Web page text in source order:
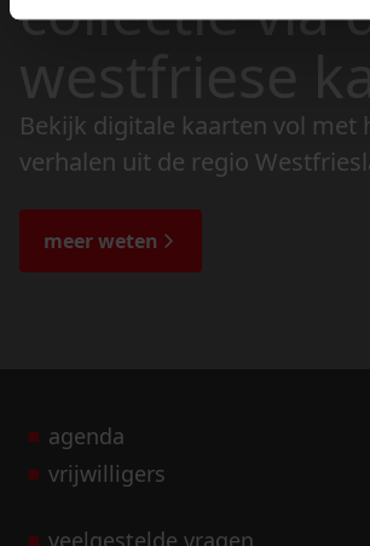
westfriese
Bekijk digitale kaarten vol met
verhalen uit de regio
de bijzondere verhalen.
meer weten
agenda
vrijwilligers